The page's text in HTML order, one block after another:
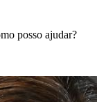
posso ajudar?